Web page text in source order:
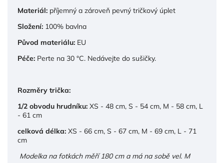
Materiál: příjemný a zároveň pevný tričkový úplet
Složení: 100% bavlna
Původ materiálu: EU
Péče: Perte na 30 °C. Nedávejte do sušičky.
Rozměry trička:
1/2 obvodu hrudníku: XS - 48 cm, S - 54 cm, M - 58 cm, L
- 61 cm
celková délka: XS - 66 cm, S - 67 cm, M - 69 cm, L - 71
cm
Modelka na fotkách měří 180 cm a má na sobě vel. M